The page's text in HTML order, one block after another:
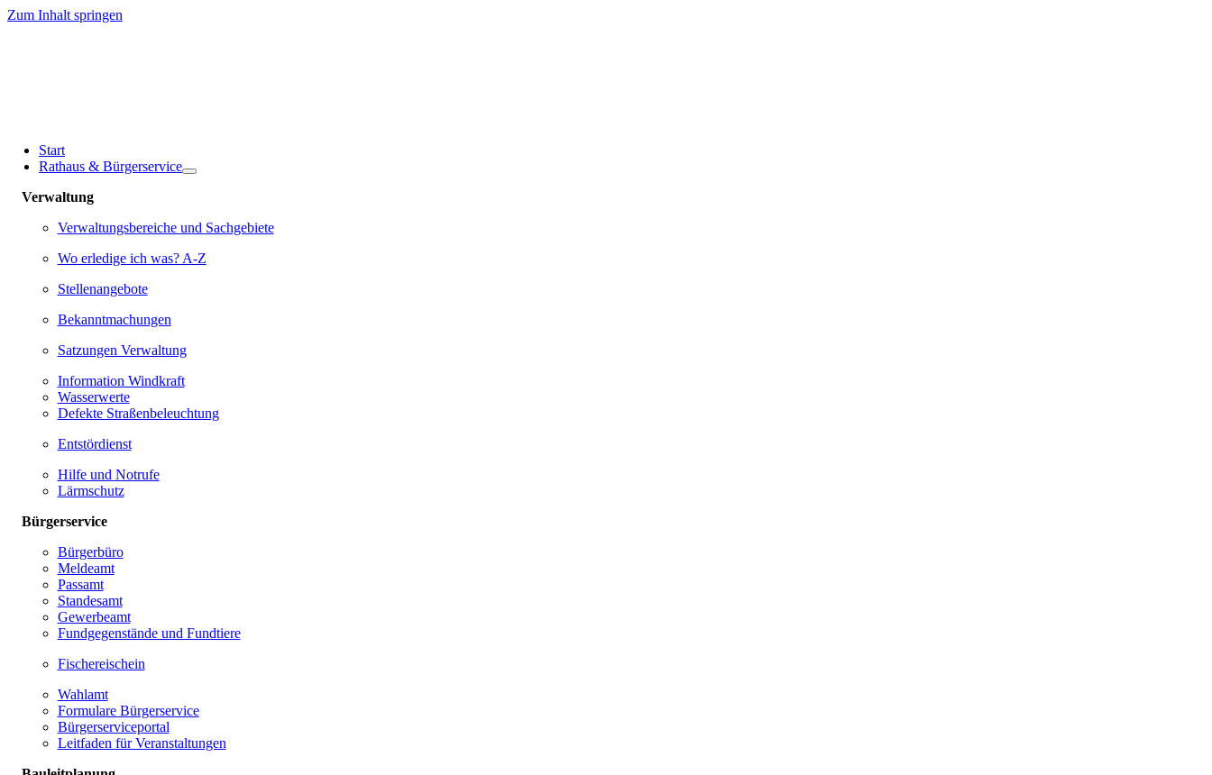
Zum Inhalt springen
Start
Rathaus & Bürgerservice
Verwaltung
Verwaltungsbereiche und Sachgebiete
Wo erledige ich was? A-Z
Stellenangebote
Bekanntmachungen
Satzungen Verwaltung
Information Windkraft
Wasserwerte
Defekte Straßenbeleuchtung
Entstördienst
Hilfe und Notrufe
Lärmschutz
Bürgerservice
Bürgerbüro
Meldeamt
Passamt
Standesamt
Gewerbeamt
Fundgegenstände und Fundtiere
Fischereischein
Wahlamt
Formulare Bürgerservice
Bürgerserviceportal
Leitfaden für Veranstaltungen